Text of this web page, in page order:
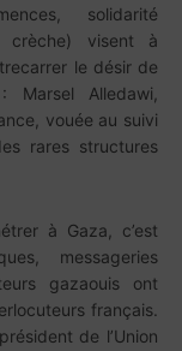
solidarité
crèche) visent à
le désir de
Alledawi,
vouée au suivi
rares structures
à Gaza, c’est
messageries
gazaouis ont
français.
de l’Union